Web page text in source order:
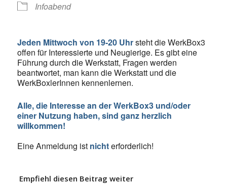
Infoabend
Jeden Mittwoch von 19-20 Uhrsteht die WerkBox3
offen für Interessierte und Neugierige. Es gibt eine
Führung durch die Werkstatt, Fragen werden
beantwortet, man kann die Werkstatt und die
WerkBoxlerInnen kennenlernen.
Alle, die Interesse an der WerkBox3 und/oder
einer Nutzung haben, sind ganz herzlich
willkommen!
Eine Anmeldung ist nichterforderlich!
Empfiehl diesen Beitrag weiter